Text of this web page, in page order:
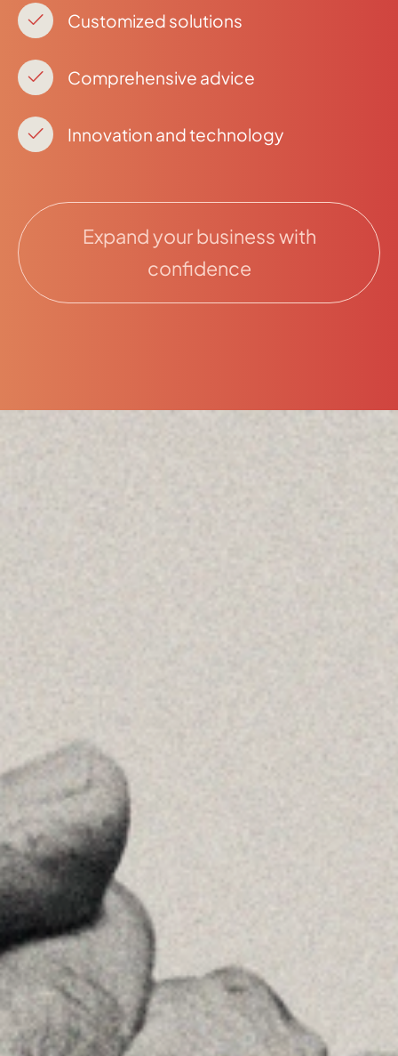
Customized solutions
Comprehensive advice
Innovation and technology
Expand your business with
confidence